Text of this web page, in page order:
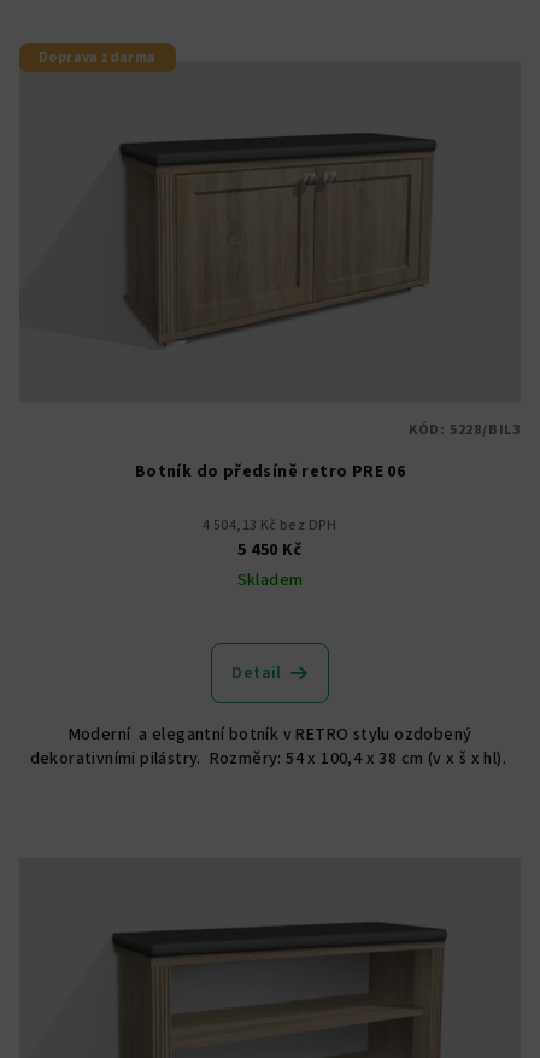
Doprava zdarma
Botník do předsíně retro PRE 06
4 504,13 Kč bez DPH
5 450 Kč
Skladem
Detail
Moderní a elegantní botník v RETRO stylu ozdobený
dekorativními pilástry. Rozměry: 54 x 100,4 x 38 cm (v x š x hl).
KÓD: 5228/BIL3